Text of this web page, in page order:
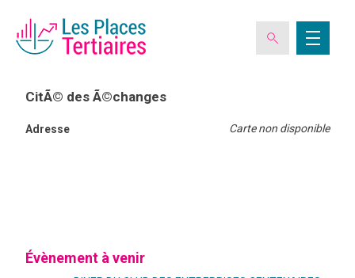
CitÃ© des Ã©changes
Carte non disponible
Adresse
Évènement à venir